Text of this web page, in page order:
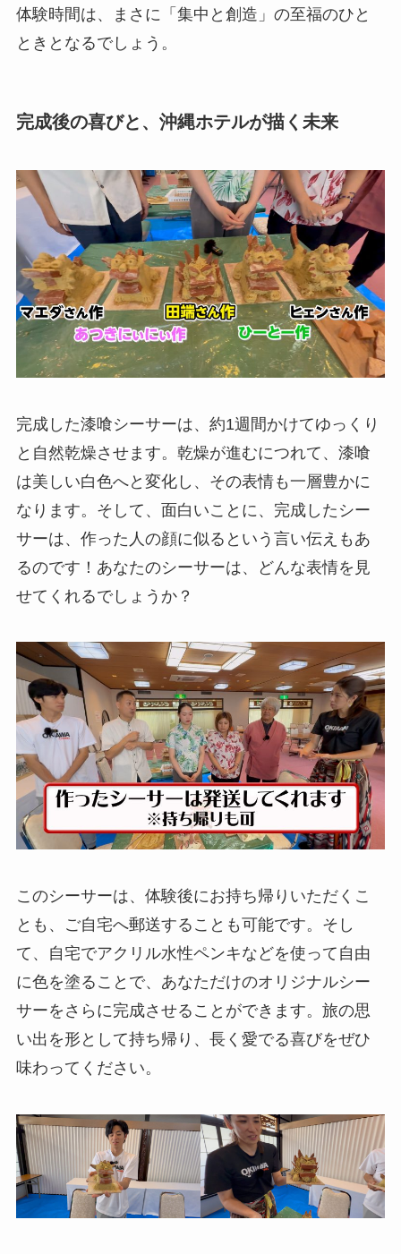
体験時間は、まさに「集中と創造」の至福のひと
ときとなるでしょう。
完成後の喜びと、沖縄ホテルが描く未来
完成した漆喰シーサーは、約1週間かけてゆっくり
と自然乾燥させます。乾燥が進むにつれて、漆喰
は美しい白色へと変化し、その表情も一層豊かに
なります。そして、面白いことに、完成したシー
サーは、作った人の顔に似るという言い伝えもあ
るのです！あなたのシーサーは、どんな表情を見
せてくれるでしょうか？
このシーサーは、体験後にお持ち帰りいただくこ
とも、ご自宅へ郵送することも可能です。そし
て、自宅でアクリル水性ペンキなどを使って自由
に色を塗ることで、あなただけのオリジナルシー
サーをさらに完成させることができます。旅の思
い出を形として持ち帰り、長く愛でる喜びをぜひ
味わってください。